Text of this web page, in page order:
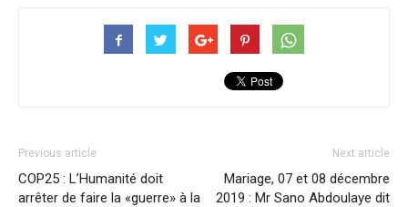
Previous article
COP25 : L’Humanité doit
arrêter de faire la «guerre» à la
Next article
Mariage, 07 et 08 décembre
2019 : Mr Sano Abdoulaye dit